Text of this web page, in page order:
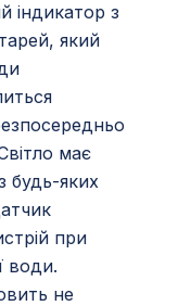
індикатор з
який
має
будь-яких
при
води.
не